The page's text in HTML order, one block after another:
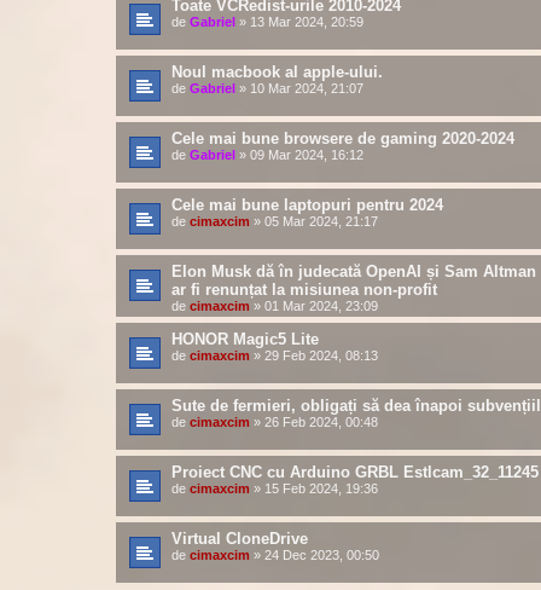
Toate VCRedist-urile 2010-2024
de Gabriel » 13 Mar 2024, 20:59
Noul macbook al apple-ului.
de Gabriel » 10 Mar 2024, 21:07
Cele mai bune browsere de gaming 2020-2024
de Gabriel » 09 Mar 2024, 16:12
Cele mai bune laptopuri pentru 2024
de cimaxcim » 05 Mar 2024, 21:17
Elon Musk dă în judecată OpenAI și Sam Altman
ar fi renunțat la misiunea non-profit
de cimaxcim » 01 Mar 2024, 23:09
HONOR Magic5 Lite
de cimaxcim » 29 Feb 2024, 08:13
Sute de fermieri, obligați să dea înapoi
de cimaxcim » 26 Feb 2024, 00:48
Proiect CNC cu Arduino GRBL Estlcam_32_11245
de cimaxcim » 15 Feb 2024, 19:36
Virtual CloneDrive
de cimaxcim » 24 Dec 2023, 00:50